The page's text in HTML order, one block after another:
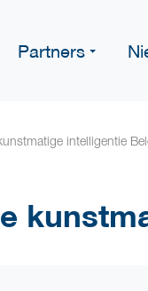
Partners
intelligentie